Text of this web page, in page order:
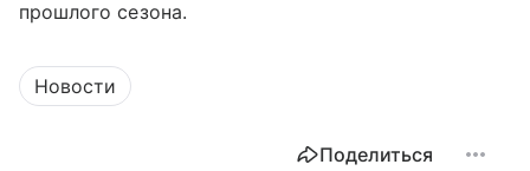
прошлого сезона.
Новости
Поделиться